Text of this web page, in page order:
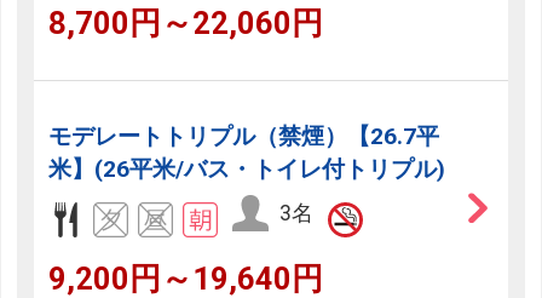
8,700円～22,060円
モデレートトリプル（禁煙）【26.7平
米】(26平米/バス・トイレ付トリプル)
3名
9,200円～19,640円